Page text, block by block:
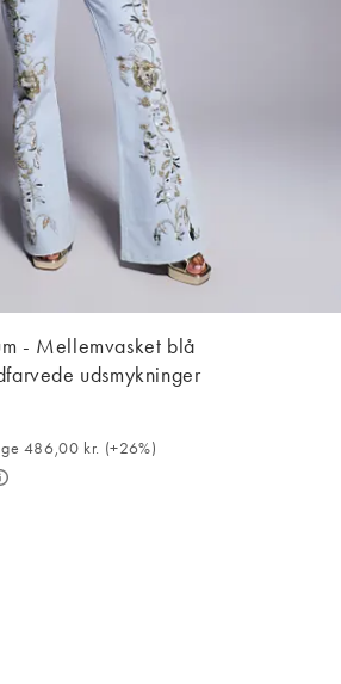
- Mellemvasket blå
udsmykninger
seneste 30 dage 486,00 kr. (+26%).
486,00 kr. (+26%)